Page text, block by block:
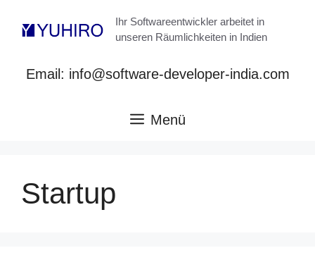
Inhalt
Ihr Softwareentwickler arbeitet in
unseren Räumlichkeiten in Indien
Email: info@software-developer-india.com
Menü
Startup